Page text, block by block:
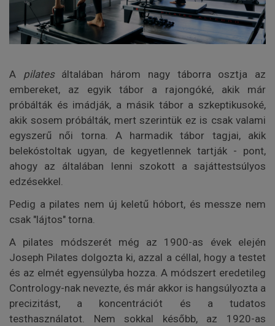
A pilatesáltalában három nagy táborra osztja az
embereket, az egyik tábor a rajongóké, akik már
próbálták és imádják, a másik tábor a szkeptikusoké,
akik sosem próbálták, mert szerintük ez is csak valami
egyszerű női torna. A harmadik tábor tagjai, akik
belekóstoltak ugyan, de kegyetlennek tartják - pont,
ahogy az általában lenni szokott a sajáttestsúlyos
edzésekkel.
Pedig a pilates nem új keletű hóbort, és messze nem
csak "lájtos" torna.
A pilates módszerét még az 1900-as évek elején
Joseph Pilates dolgozta ki, azzal a céllal, hogy a testet
és az elmét egyensúlyba hozza. A módszert eredetileg
Contrology-nak nevezte, és már akkor is hangsúlyozta a
precizitást, a koncentrációt és a tudatos
testhasználatot. Nem sokkal később, az 1920-as